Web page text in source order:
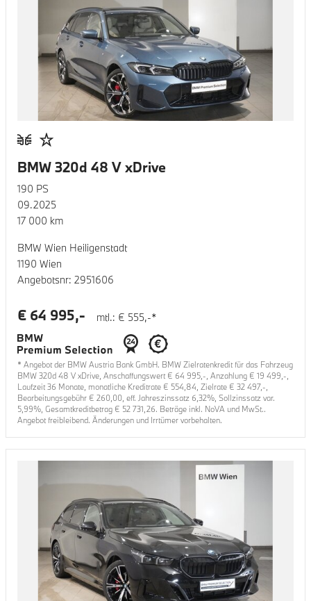
BMW 320d 48 V xDrive
190 PS
09.2025
17 000 km
BMW Wien Heiligenstadt
1190 Wien
Angebotsnr: 2951606
mtl.: € 555,-*
€ 64 995,-
* Angebot der BMW Austria Bank GmbH. BMW Zielratenkredit für das Fahrzeug
BMW 320d 48 V xDrive , Anschaffungswert € 64 995 ,-, Anzahlung € 19 499 ,-,
Laufzeit36 Monate, monatliche Kreditrate € 554,84 , Zielrate € 32 497,-,
Bearbeitungsgebühr € 260,00 , eff. Jahreszinssatz 6,32%, Sollzinssatz var.
5,99%, Gesamtkreditbetrag € 52 731,26. Beträge inkl. NoVA und MwSt..
Angebot freibleibend. Änderungen und Irrtümer vorbehalten.